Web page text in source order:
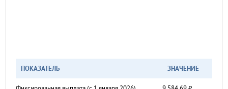
ПОКАЗАТЕЛЬ ЗНАЧЕНИЕ